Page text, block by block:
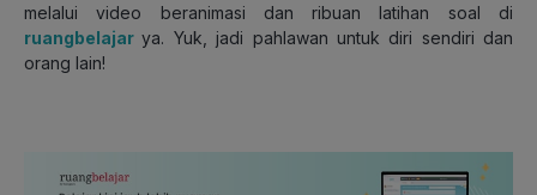
melalui video beranimasi dan ribuan latihan soal di
ruangbelajarya. Yuk, jadi pahlawan untuk diri sendiri dan
orang lain!